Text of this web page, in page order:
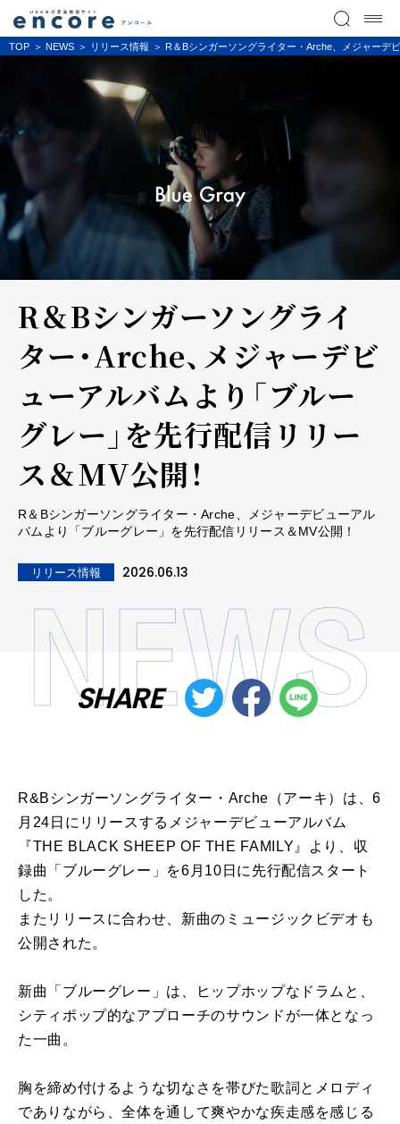
TOP NEWS リリース情報 R＆Bシンガーソングライター・Arche、メジャーデ
R＆Bシンガーソングライ
ター・Arche、メジャーデビ
ューアルバムより「ブルー
グレー」を先行配信リリー
ス＆MV公開！
R＆Bシンガーソングライター・Arche、メジャーデビューアル
バムより「ブルーグレー」を先行配信リリース＆MV公開！
リリース情報 2026.06.13
SHARE
R&B シンガーソングライター ・ Arche （アーキ）は、6
月24日に リリースする メジャーデビューアルバム
『THE BLACK SHEEP OF THE FAMILY』
より
、収
録曲「 ブルーグレー 」 を6月10日に 先行配信スタート
した。
また リリース に合わせ、新曲のミュージックビデオも
公開 された。
新曲「 ブルーグレー 」は、ヒップホップなドラムと、
シティポップ的なアプローチのサウンドが一体となっ
た一曲。
胸 を締め付けるような切なさ を帯びた歌詞とメロディ
でありながら
、全体を通して爽やかな疾走感を感じる